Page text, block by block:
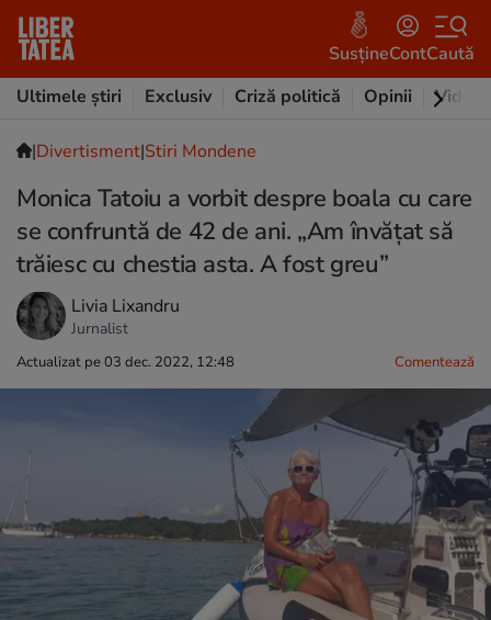
SusțineContCaută
Ultimele știri
Exclusiv Criză politică Opinii Video
|Divertisment|Stiri Mondene
Monica Tatoiu a vorbit despre boala cu care
se confruntă de 42 de ani. „Am învățat să
trăiesc cu chestia asta. A fost greu”
Livia Lixandru
Jurnalist
Actualizat pe 03 dec. 2022, 12:48 Comentează